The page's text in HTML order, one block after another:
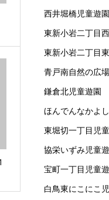
西井堀橋児童遊園
東新小岩二丁目
東新小岩二丁目
青戸南自然の広
鎌倉北児童遊園
ほんでんなかよ
東堀切一丁目児
協栄いずみ児童
宝町一丁目児童
白鳥東にこにこ